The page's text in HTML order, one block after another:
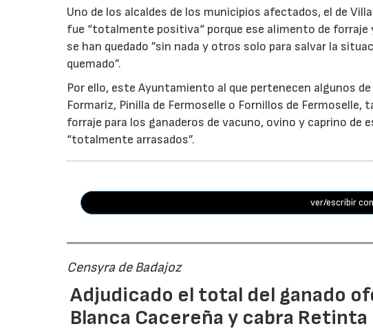
Uno de los alcaldes de los municipios afectados, el de
fue “totalmente positiva“ porque ese alimento de forraje
se han quedado ”sin nada y otros solo para salvar la
quemado”.
Por ello, este Ayuntamiento al que pertenecen algunos
Formariz, Pinilla de Fermoselle o Fornillos de
forraje para los ganaderos de vacuno, ovino y caprino de
“totalmente arrasados”.
ver/escribir
Censyra de Badajoz
Adjudicado el total del ganado
Blanca Cacereña y cabra Retinta